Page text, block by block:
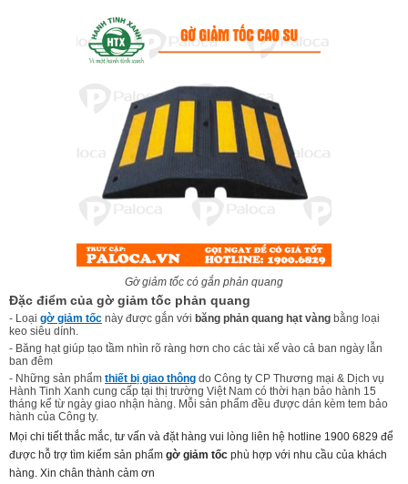
Gờ giảm tốc có gắn phản quang
Đặc điểm của gờ giảm tốc phản quang
- Loại gờ giảm tốc này được gắn với băng phản quang hạt vàng bằng loại
keo siêu dính.
- Băng hạt giúp tạo tầm nhìn rõ ràng hơn cho các tài xế vào cả ban ngày lẫn
ban đêm
- Những sản phẩm thiết bị giao thông do Công ty CP Thương mại & Dịch vụ
Hành Tinh Xanh cung cấp tại thị trường Việt Nam có thời hạn bảo hành 15
tháng kể từ ngày giao nhận hàng. Mỗi sản phẩm đều được dán kèm tem bảo
hành của Công ty.
Mọi chi tiết thắc mắc, tư vấn và đặt hàng vui lòng liên hệ hotline 1900 6829 để
được hỗ trợ tìm kiếm sản phẩm gờ giảm tốc phù hợp với nhu cầu của khách
hàng. Xin chân thành cảm ơn